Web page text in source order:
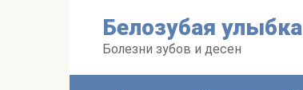
Белозубая улыбка
Болезни зубов и десен